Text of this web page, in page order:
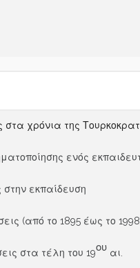
χρόνια της
ενός
εκπαίδευση
(από το 1895 έως το
στα τέλη του 19ου αι.